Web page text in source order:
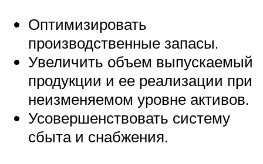
Оптимизировать
производственные запасы.
Увеличить объем выпускаемый
продукции и ее реализации при
неизменяемом уровне активов.
Усовершенствовать систему
сбыта и снабжения.